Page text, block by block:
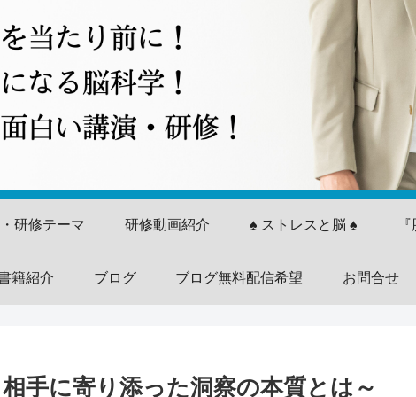
研修テーマ 研修動画紹介 ♠ ストレスと脳 ♠
籍紹介 ブログ ブログ無料配信希望 お問合せ
手に寄り添った洞察の本質とは～